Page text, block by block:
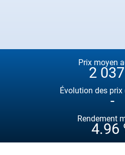
Prix moyen
2
Évolution des prix
-
Rendement
4.96